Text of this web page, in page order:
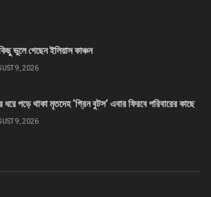
ভুলে গেছেন ইলিয়াস কাঞ্চন
9, 2026
পড়ে থাকা মৃতদেহ ‘গ্রিন বুটস’ এবার ফিরবে পরিবারের কাছে
9, 2026